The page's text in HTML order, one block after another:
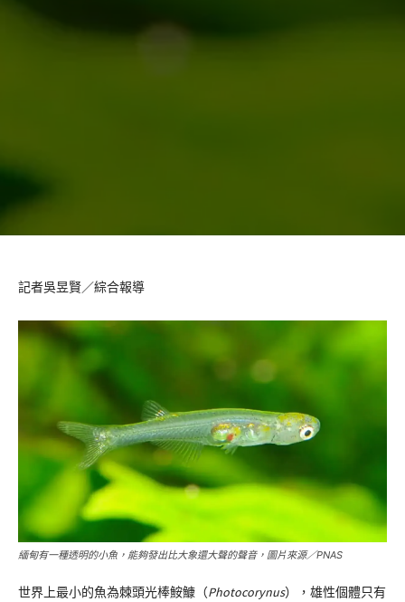
記者吳昱賢／綜合報導
緬甸有一種透明的小魚，能夠發出比大象還大聲的聲音，圖片來源／PNAS
世界上最小的魚為棘頭光棒鮟鱇（Photocorynus），雄性個體只有